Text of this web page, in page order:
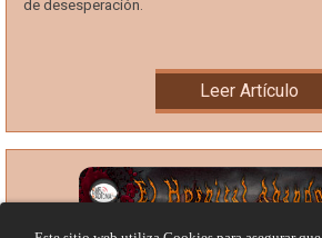
de desesperación.
Leer Artículo